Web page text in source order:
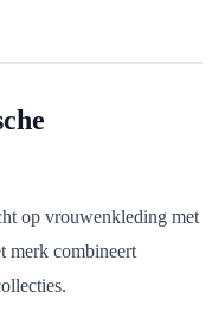
op vrouwenkleding met
merk combineert